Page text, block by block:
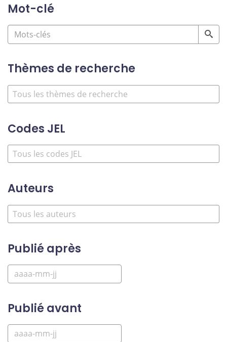
Mot-clé
Thèmes de recherche
Codes JEL
Auteurs
Publié après
Publié avant